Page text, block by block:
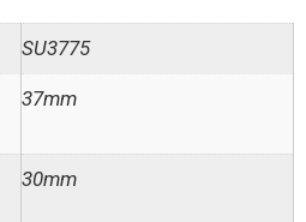
SU3775
37mm
30mm